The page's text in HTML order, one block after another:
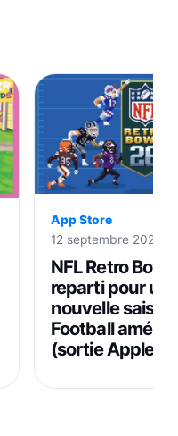
App Store
12 septembre 2025 à
NFL Retro Bowl
reparti pour
nouvelle
Football
(sortie Apple